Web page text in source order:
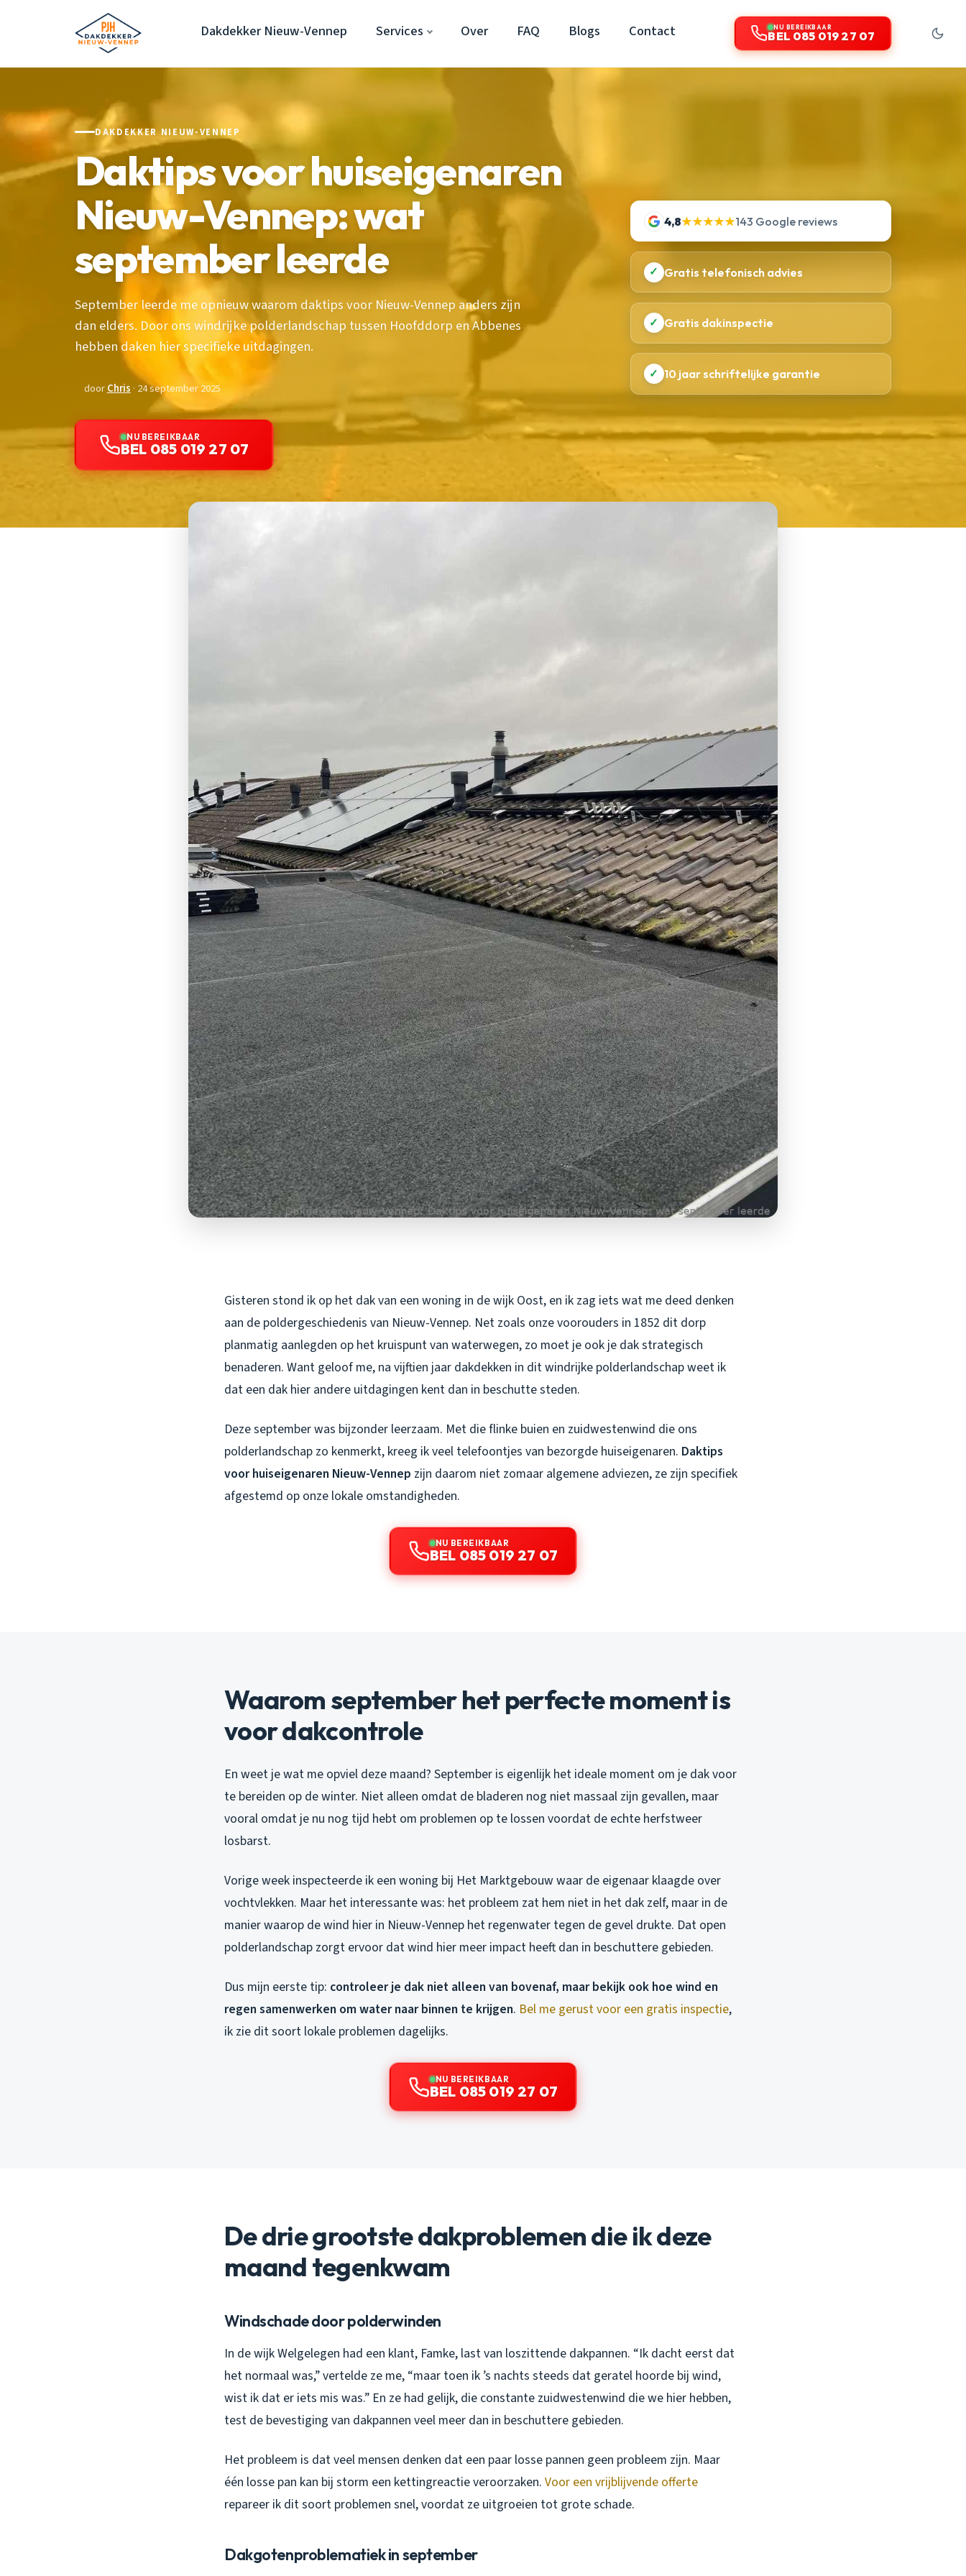
Dakdekker Nieuw-Vennep Services Over FAQ Blogs Contact NU BEREIKBAAR
BEL 085 019 27 07
DAKDEKKER NIEUW-VENNEP
Daktips voor huiseigenaren
Nieuw-Vennep: wat
september leerde
September leerde me opnieuw waarom daktips voor Nieuw-Vennep anders zijn
dan elders. Door ons windrijke polderlandschap tussen Hoofddorp en Abbenes
hebben daken hier specifieke uitdagingen.
doorChris · 24 september 2025
NU BEREIKBAAR
BEL 085 019 27 07
4,8★★★★★143 Google reviews
✓ Gratis telefonisch advies
✓ Gratis dakinspectie
✓ 10 jaar schriftelijke garantie
Gisteren stond ik op het dak van een woning in de wijk Oost, en ik zag iets wat me deed denken
aan de poldergeschiedenis van Nieuw-Vennep. Net zoals onze voorouders in 1852 dit dorp
planmatig aanlegden op het kruispunt van waterwegen, zo moet je ook je dak strategisch
benaderen. Want geloof me, na vijftien jaar dakdekken in dit windrijke polderlandschap weet ik
dat een dak hier andere uitdagingen kent dan in beschutte steden.
Deze september was bijzonder leerzaam. Met die flinke buien en zuidwestenwind die ons
polderlandschap zo kenmerkt, kreeg ik veel telefoontjes van bezorgde huiseigenaren. Daktips
voor huiseigenaren Nieuw-Vennep zijn daarom niet zomaar algemene adviezen, ze zijn specifiek
afgestemd op onze lokale omstandigheden.
NU BEREIKBAAR
BEL 085 019 27 07
Waarom september het perfecte moment is
voor dakcontrole
En weet je wat me opviel deze maand? September is eigenlijk het ideale moment om je dak voor
te bereiden op de winter. Niet alleen omdat de bladeren nog niet massaal zijn gevallen, maar
vooral omdat je nu nog tijd hebt om problemen op te lossen voordat de echte herfstweer
losbarst.
Vorige week inspecteerde ik een woning bij Het Marktgebouw waar de eigenaar klaagde over
vochtvlekken. Maar het interessante was: het probleem zat hem niet in het dak zelf, maar in de
manier waarop de wind hier in Nieuw-Vennep het regenwater tegen de gevel drukte. Dat open
polderlandschap zorgt ervoor dat wind hier meer impact heeft dan in beschuttere gebieden.
Dus mijn eerste tip: controleer je dak niet alleen van bovenaf, maar bekijk ook hoe wind en
regen samenwerken om water naar binnen te krijgen. Bel me gerust voor een gratis inspectie,
ik zie dit soort lokale problemen dagelijks.
NU BEREIKBAAR
BEL 085 019 27 07
De drie grootste dakproblemen die ik deze
maand tegenkwam
Windschade door polderwinden
In de wijk Welgelegen had een klant, Famke, last van loszittende dakpannen. “Ik dacht eerst dat
het normaal was,” vertelde ze me, “maar toen ik ’s nachts steeds dat geratel hoorde bij wind,
wist ik dat er iets mis was.” En ze had gelijk, die constante zuidwestenwind die we hier hebben,
test de bevestiging van dakpannen veel meer dan in beschuttere gebieden.
Het probleem is dat veel mensen denken dat een paar losse pannen geen probleem zijn. Maar
één losse pan kan bij storm een kettingreactie veroorzaken. Voor een vrijblijvende offerte
repareer ik dit soort problemen snel, voordat ze uitgroeien tot grote schade.
Dakgotenproblematiek in september